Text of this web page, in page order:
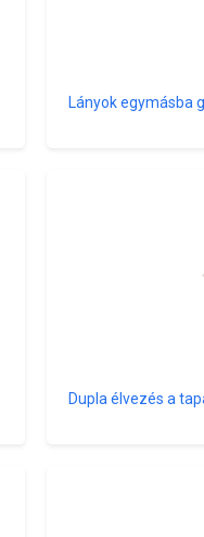
Lányok egymásba
Dupla élvezés a